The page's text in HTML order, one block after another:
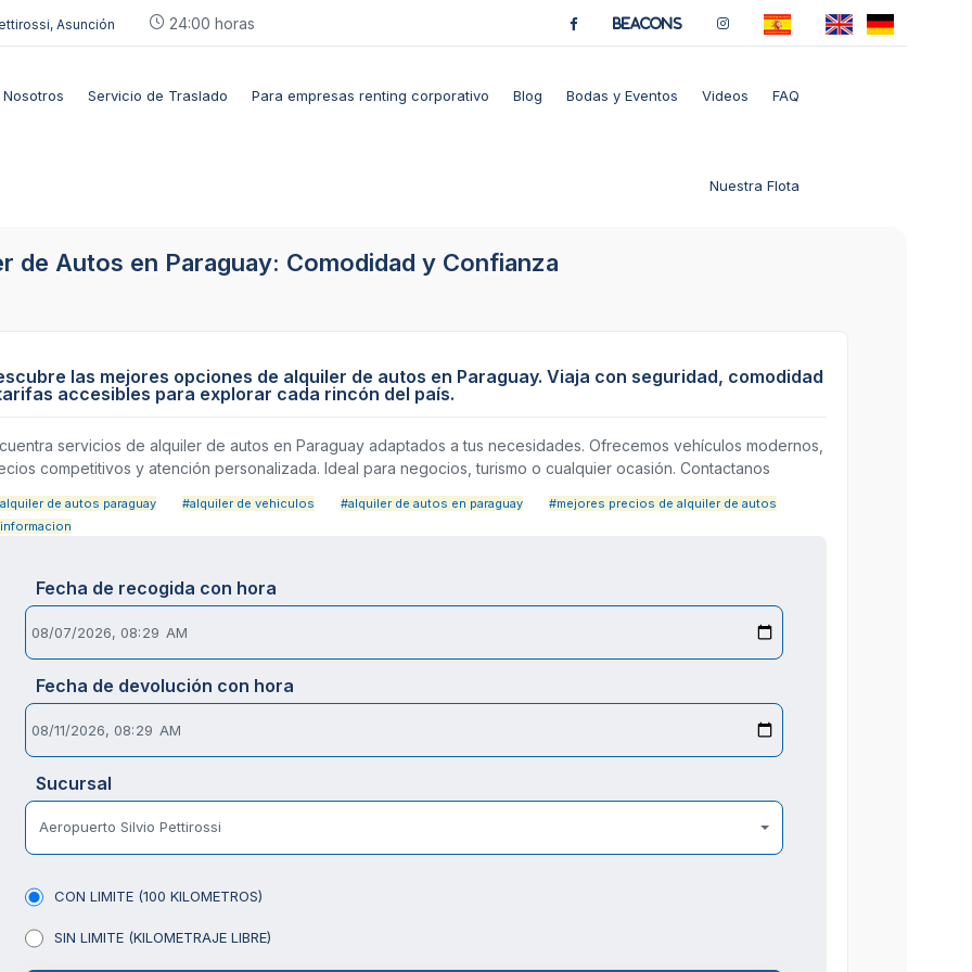
Asunción 24:00 horas BeaCons
Nosotros Servicio de Traslado Para empresas renting corporativo Blog Bodas y Eventos Videos FAQ
Nuestra Flota
de Autos en Paraguay: Comodidad y Confianza
las mejores opciones de alquiler de autos en Paraguay. Viaja con seguridad, comodidad
accesibles para explorar cada rincón del país.
servicios de alquiler de autos en Paraguay adaptados a tus necesidades. Ofrecemos vehículos modernos,
competitivos y atención personalizada. Ideal para negocios, turismo o cualquier ocasión. Contactanos
de autos paraguay #alquiler de vehiculos #alquiler de autos en paraguay
#mejores precios de alquiler de autos
Fecha de recogida con hora
Fecha de devolución con hora
Sucursal
Aeropuerto Silvio Pettirossi
CON LIMITE (100 KILOMETROS)
SIN LIMITE (KILOMETRAJE LIBRE)